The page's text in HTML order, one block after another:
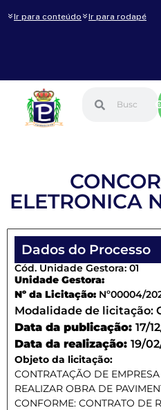
Ir para conteúdo Ir para rodapé
ELETRONICA
Dados do Processo
Cód. Unidade Gestora: 01
Unidade Gestora:
Nº da Licitação: Nº00004/
Modalidade de licitação:
Data da publicação: 17/
Data da realização: 19/
Objeto da licitação:
CONTRATAÇÃO DE
REALIZAR OBRA DE
CONFORME: CONTRATO DE